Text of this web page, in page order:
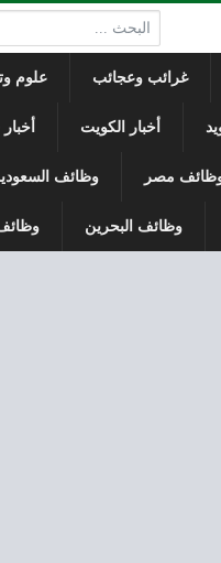
البحث:
غرائب وعجائب علوم
أخبار الكويت
مصر وظائف
وظائف البحرين